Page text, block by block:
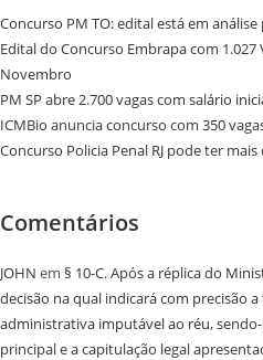
Concurso PM TO: edital está em análise
Edital do Concurso Embrapa com 1.027
Novembro
PM SP abre 2.700 vagas com salário
ICMBio anuncia concurso com 350
Concurso Policia Penal RJ pode ter
Comentários
JOHN em § 10-C. Após a réplica do
decisão na qual indicará com precisão
administrativa imputável ao réu,
principal e a capitulação legal